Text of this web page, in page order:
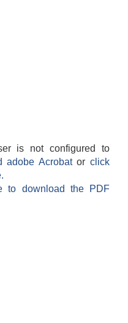
is not configured to
adobe Acrobatorclick
to download the PDF